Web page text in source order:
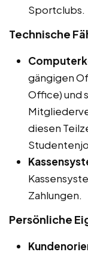
Sportclubs.
Technische
gängigen
Office) und
diesen
Zahlungen.
Persönliche